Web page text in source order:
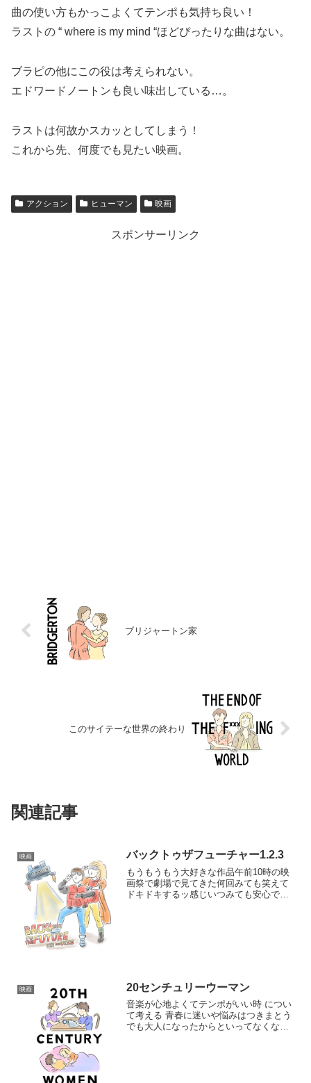
曲の使い方もかっこよくてテンポも気持ち良い！
ラストの “ where is my mind “ほどぴったりな曲はない。
ブラピの他にこの役は考えられない。
エドワードノートンも良い味出している…。
ラストは何故かスカッとしてしまう！
これから先、何度でも見たい映画。
アクション ヒューマン 映画
スポンサーリンク
ブリジャートン家
このサイテーな世界の終わり
関連記事
映画 バックトゥザフューチャー1.2.3
もうもうもう大好きな作品午前10時の映
画祭で劇場で見てきた何回みても笑えて
ドキドキするッ感じいつみても安心でき
映画 20センチュリーウーマン
音楽が心地よくてテンポがいい時 につい
て考える 青春に迷いや悩みはつきまとう
でも大人になったからといってなくなる